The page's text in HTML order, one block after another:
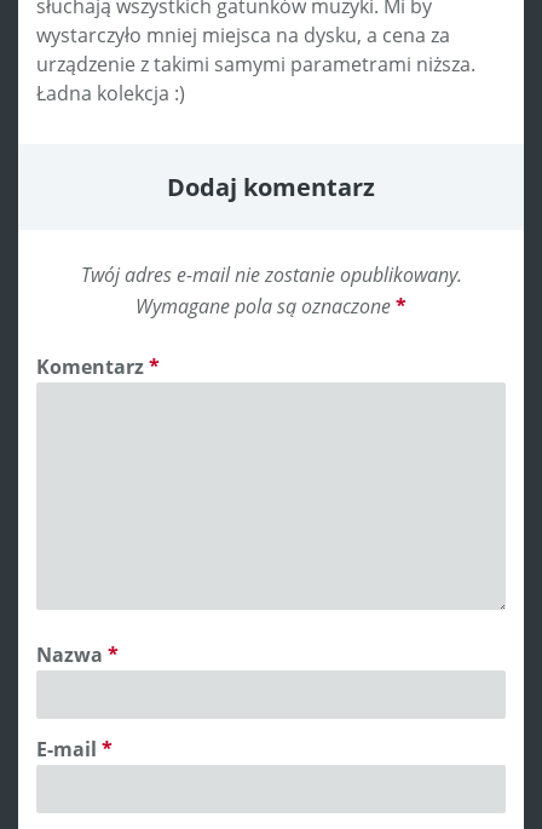
słuchają wszystkich gatunków muzyki. Mi by
wystarczyło mniej miejsca na dysku, a cena za
urządzenie z takimi samymi parametrami niższa.
Ładna kolekcja :)
Dodaj komentarz
Twój adres e-mail nie zostanie opublikowany.
Wymagane pola są oznaczone*
Komentarz*
Nazwa *
E-mail *